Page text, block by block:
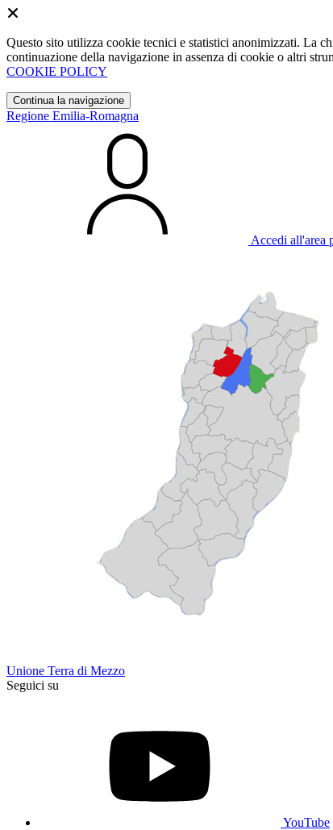
Questo sito utilizza cookie tecnici e statistici anonimizzati. La
continuazione della navigazione in assenza di cookie o altri
COOKIE POLICY
Continua la navigazione
Regione Emilia-Romagna
Accedi all'area
Unione Terra di Mezzo
Seguici su
YouTube